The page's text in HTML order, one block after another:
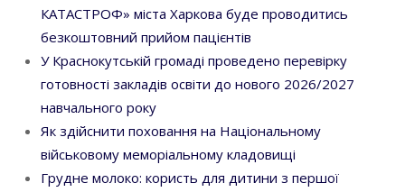
КАТАСТРОФ» міста Харкова буде проводитись
безкоштовний прийом пацієнтів
У Краснокутській громаді проведено перевірку
готовності закладів освіти до нового 2026/2027
навчального року
Як здійснити поховання на Національному
військовому меморіальному кладовищі
Грудне молоко: користь для дитини з першої